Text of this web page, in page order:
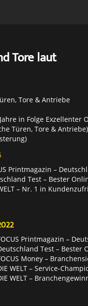
Tore laut
Tore & Antriebe
in Folge Exzellenter
Türen, Tore & Antriebe)
Printmagazin –
Test – Bester
– Nr. 1 in
Printmagazin –
Test – Bester
Money –
WELT – Service-
WELT –